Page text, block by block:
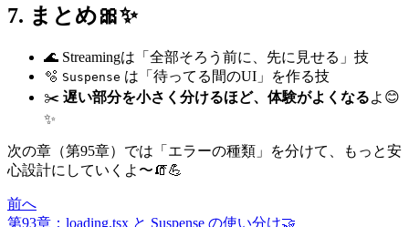
7. まとめ🎀✨
🌊 Streamingは「全部そろう前に、先に見せる」技
🫧 Suspense は「待ってる間のUI」を作る技
✂️ 遅い部分を小さく分けるほど、体験がよくなるよ😊
✨
次の章（第95章）では「エラーの種類」を分けて、もっと安
心設計にしていくよ〜🧯💪
前へ
第93章：loading.tsx と Suspense の使い分け🤝